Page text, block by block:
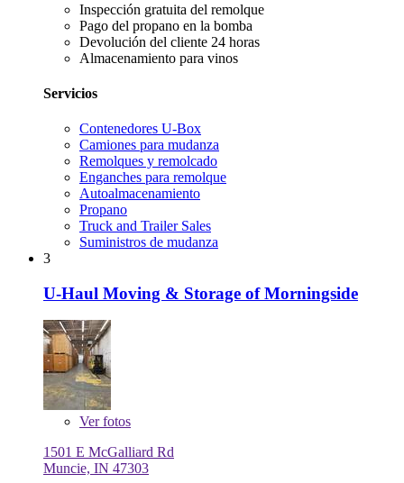
Inspección gratuita del remolque
Pago del propano en la bomba
Devolución del cliente 24 horas
Almacenamiento para vinos
Servicios
Contenedores U-Box
Camiones para mudanza
Remolques y remolcado
Enganches para remolque
Autoalmacenamiento
Propano
Truck and Trailer Sales
Suministros de mudanza
3
U-Haul Moving & Storage of Morningside
Verfotos
1501 E McGalliard Rd
Muncie, IN 47303